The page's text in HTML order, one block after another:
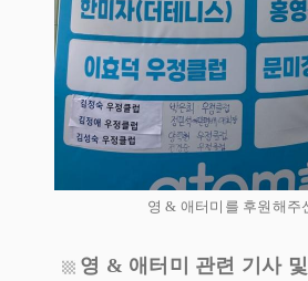
영 & 애터미를 후원해주
▩ 영 & 애터미 관련 기사